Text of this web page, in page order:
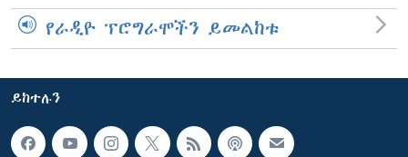
የራዲዮ ፕሮግራሞችን ይመልከቱ
ይከተሉን